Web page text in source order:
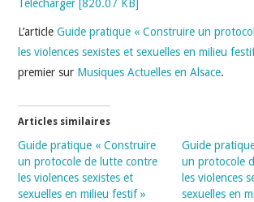
Télécharger [820.07 KB]
L’articleGuide pratique « Construire un
les violences sexistes et sexuelles en milieu
premier sur Musiques Actuelles en Alsace.
Articles similaires
Guide pratique « Construire
un protocole de lutte contre
les violences sexistes et
sexuelles en milieu festif »
Guide
un protocole
les violences
sexuelles en